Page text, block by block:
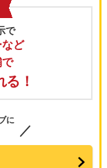
で
ど
で
！
に
／